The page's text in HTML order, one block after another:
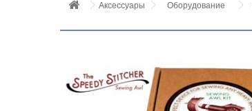
Аксессуары Оборудование